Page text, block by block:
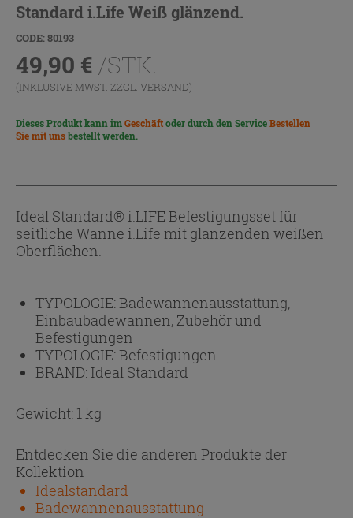
Standard i.Life Weiß glänzend.
CODE: 80193
49,90 € /STK.
(INKLUSIVE MWST. ZZGL. VERSAND)
Dieses Produkt kann imGeschäftoder durch den ServiceBestellen
Sie mit unsbestellt werden.
Ideal Standard® i.LIFE Befestigungsset für
seitliche Wanne i.Life mit glänzenden weißen
Oberflächen.
TYPOLOGIE:Badewannenausstattung,
Einbaubadewannen, Zubehör und
Befestigungen
TYPOLOGIE:Befestigungen
BRAND: Ideal Standard
Gewicht: 1 kg
Entdecken Sie die anderen Produkte der
Kollektion
Idealstandard
Badewannenausstattung